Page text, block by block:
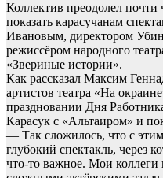
Коллектив преодолел почти
показать карасучанам
Ивановым, директором
режиссёром народного
«Звериные истории».
Как рассказал Максим
артистов театра «На
праздновании Дня
Карасук с «Альтаиром» и
— Так сложилось, что с этим
глубокий спектакль, через
что-то важное. Мои коллеги